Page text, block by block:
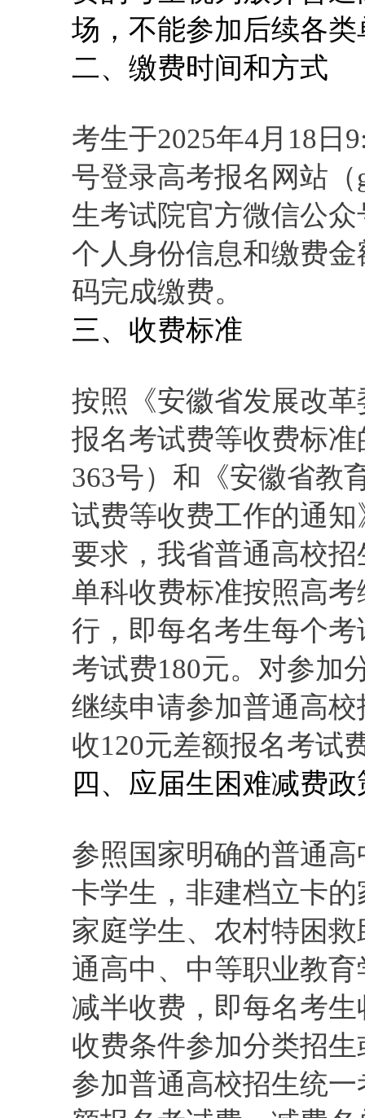
场，不能参加后续各
二、缴费时间和方式
考生于2025年4月18日
号登录高考报名网站（
生考试院官方微信公
个人身份信息和缴费
码完成缴费。
三、收费标准
按照《安徽省发展改
报名考试费等收费标
363号）和《安徽省教
试费等收费工作的通
要求，我省普通高校
单科收费标准按照高
行，即每名考生每个
考试费180元。对参加
继续申请参加普通高
收120元差额报名考试
四、应届生困难减费政
参照国家明确的普通
卡学生，非建档立卡
家庭学生、农村特困
通高中、中等职业教
减半收费，即每名考
收费条件参加分类招
参加普通高校招生统